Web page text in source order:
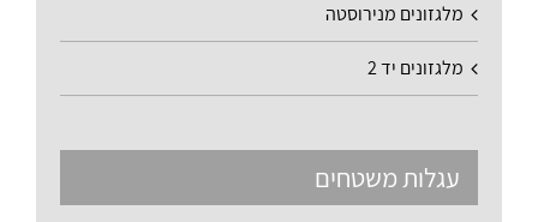
מלגזונים מנירוסטה
מלגזונים יד 2
עגלות משטחים